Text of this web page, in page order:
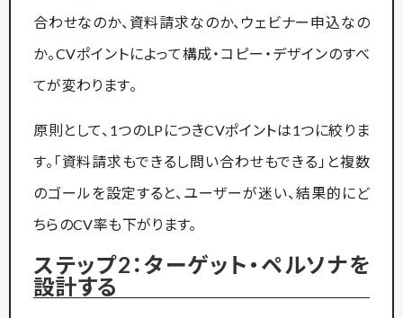
合わせなのか、資料請求なのか、ウェビナー申込なの
か。CVポイントによって構成・コピー・デザインのすべ
てが変わります。
原則として、1つのLPにつきCVポイントは1つに絞りま
す。「資料請求もできるし問い合わせもできる」と複数
のゴールを設定すると、ユーザーが迷い、結果的にど
ちらのCV率も下がります。
ステップ2：ターゲット・ペルソナを
設計する